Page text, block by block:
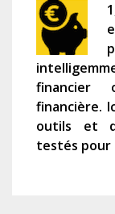
financier
financière.
outils et
testés pour